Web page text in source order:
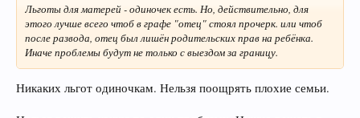
Льготы для матерей - одиночек есть. Но, действительно, для
этого лучше всего чтоб в графе "отец" стоял прочерк. или чтоб
после развода, отец был лишён родительских прав на ребёнка.
Иначе проблемы будут не только с выездом за границу.
Никаких льгот одиночкам. Нельзя поощрять плохие семьи.